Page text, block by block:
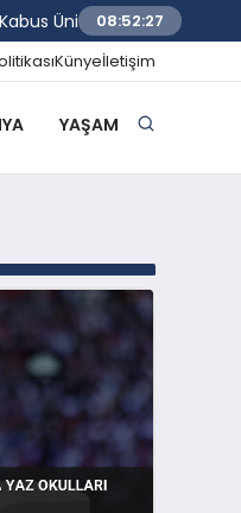
Üniversitesi Afaq Programı
08:52:28
Künyeİletişim
YAŞAM